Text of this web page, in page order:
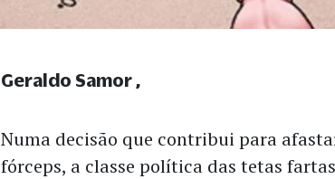
Numa decisão que contribui para
fórceps, a classe política das tetas
Geraldo Samor